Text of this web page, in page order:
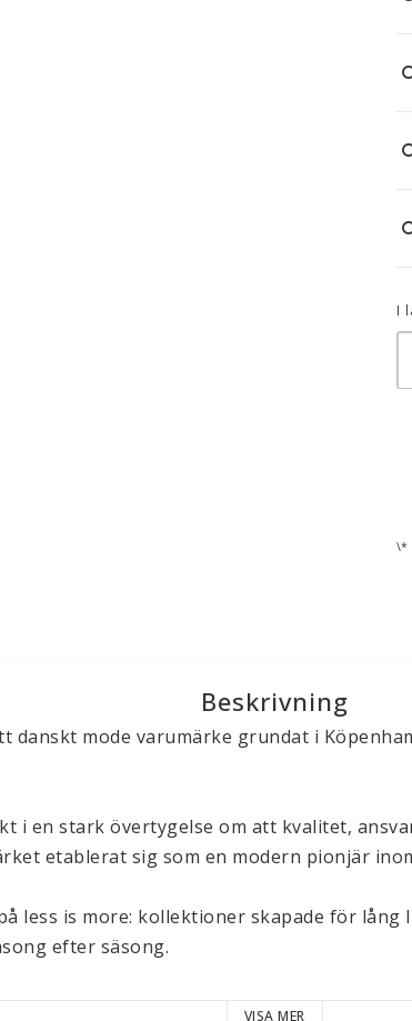
I
\*
Beskrivning
danskt mode varumärke grundat i
i en stark övertygelse om att kvalitet,
etablerat sig som en modern pionjär
less is more: kollektioner skapade för lång
efter säsong.
nedtonat, elegant och rotat i naturen.
VISA MER